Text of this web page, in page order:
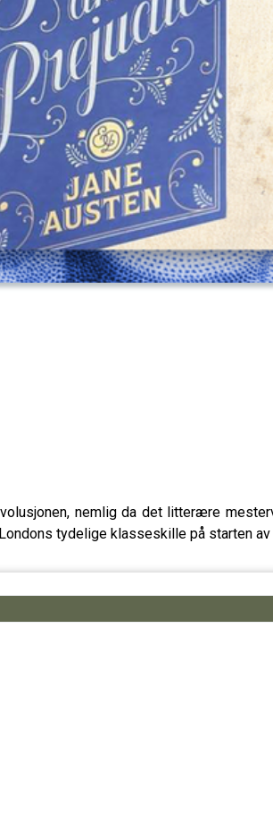
nemlig da det litterære
tydelige klasseskille på starten